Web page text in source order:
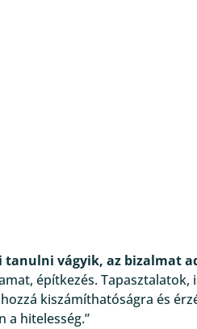
tanulni vágyik, az bizalmat
építkezés. Tapasztalatok,
kiszámíthatóságra és
a hitelesség.”